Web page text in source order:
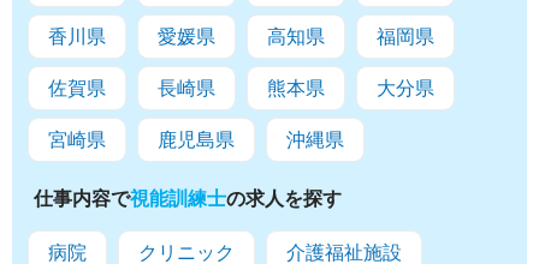
香川県 愛媛県 高知県 福岡県
佐賀県 長崎県 熊本県 大分県
宮崎県 鹿児島県 沖縄県
仕事内容で視能訓練士の求人を探す
病院 クリニック 介護福祉施設